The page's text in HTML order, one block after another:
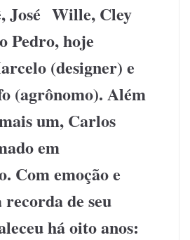
José Wille, Cley
Pedro, hoje
(designer) e
(agrônomo). Além
um, Carlos
em
Com emoção e
de seu
há oito anos: